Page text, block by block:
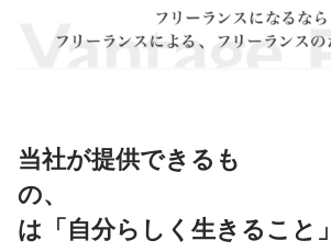
当社が提供できるも
の、　　　　　　　　　　
は「自分らしく生きること